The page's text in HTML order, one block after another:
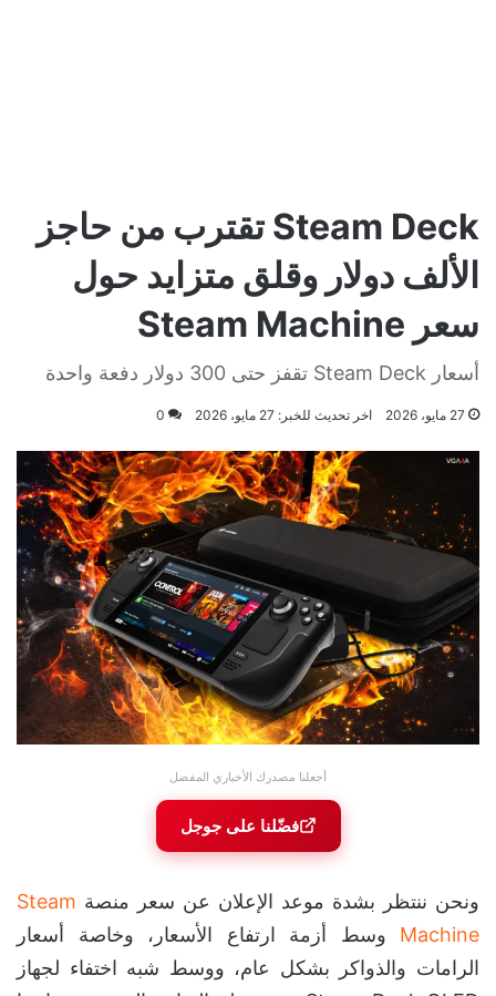
Steam Deck تقترب من حاجز
الألف دولار وقلق متزايد حول
سعر Steam Machine
أسعار Steam Deck تقفز حتى 300 دولار دفعة واحدة
27 مايو، 2026 اخر تحديث للخبر: 27 مايو، 2026 0
أجعلنا مصدرك الأخباري المفضل
فضّلنا على جوجل
ونحن ننتظر بشدة موعد الإعلان عن سعر منصة Steam
Machine وسط أزمة ارتفاع الأسعار، وخاصة أسعار
الرامات والذواكر بشكل عام، ووسط شبه اختفاء لجهاز